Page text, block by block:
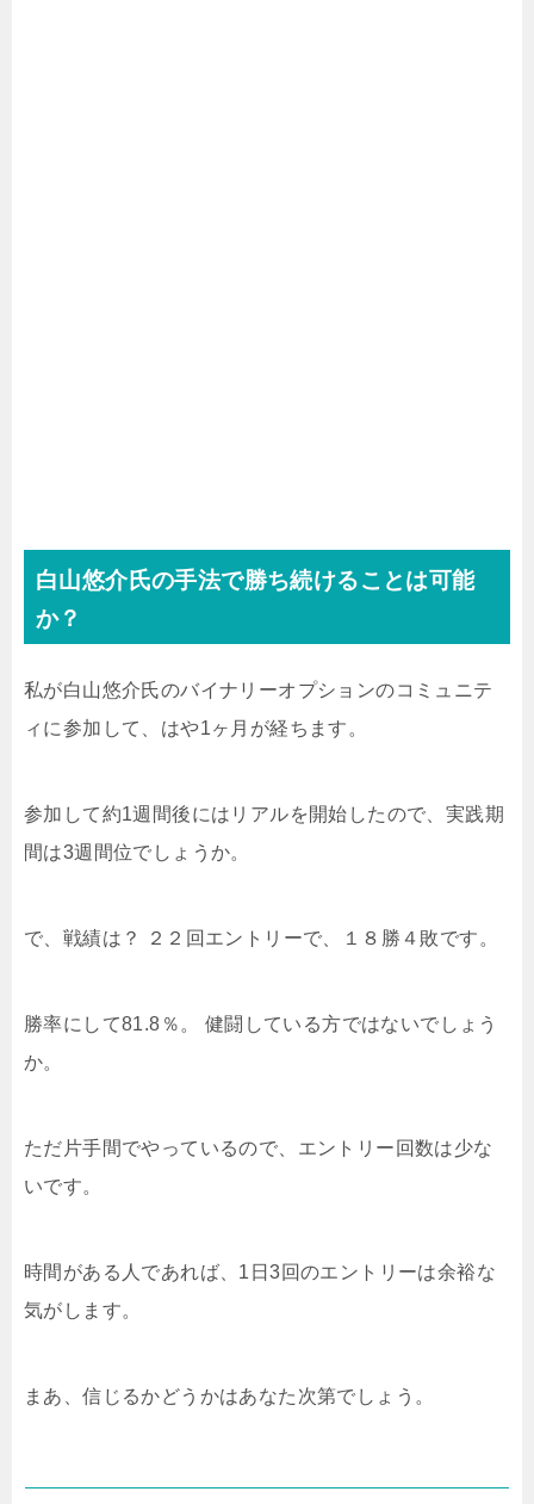
白山悠介氏の手法で勝ち続けることは可能
か？
私が白山悠介氏のバイナリーオプションのコミュニテ
ィに参加して、はや1ヶ月が経ちます。
参加して約1週間後にはリアルを開始したので、実践期
間は3週間位でしょうか。
で、戦績は？ ２２回エントリーで、１８勝４敗です。
勝率にして81.8％。 健闘している方ではないでしょう
か。
ただ片手間でやっているので、エントリー回数は少な
いです。
時間がある人であれば、1日3回のエントリーは余裕な
気がします。
まあ、信じるかどうかはあなた次第でしょう。